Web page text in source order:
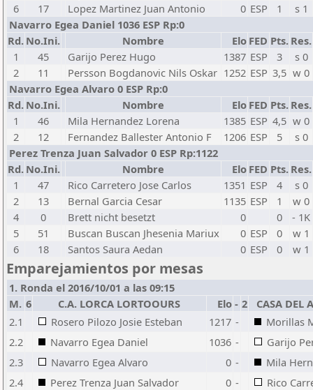
6
17 Lopez Martinez Juan Antonio 0 ESP 1
s 1
Navarro Egea Daniel 1036 ESP Rp:0
Rd. No.Ini. Nombre Elo FED Pts. Res.
1
45 Garijo Perez Hugo 1387 ESP 3
s 0
2
11 Persson Bogdanovic Nils Oskar 1252 ESP 3,5 w 0
Navarro Egea Alvaro 0 ESP Rp:0
Rd. No.Ini. Nombre Elo FED Pts. Res.
1
46 Mila Hernandez Lorena 1385 ESP 4,5 w 0
2
12 Fernandez Ballester Antonio F 1206 ESP 5
s 0
Perez Trenza Juan Salvador 0 ESP Rp:1122
Rd. No.Ini. Nombre Elo FED Pts. Res.
1
47 Rico Carretero Jose Carlos 1351 ESP 4
s 0
2
13 Bernal Garcia Cesar 1135 ESP 1
w 0
4
0 Brett nicht besetzt 0 0
- 1K
5
51 Buscan Buscan Jhesenia Mariux 0 ESP 0
w 1
6
18 Santos Saura Aedan 0 ESP 0 w 1
Emparejamientos por mesas
1. Ronda el 2016/10/01 a las 09:15
M. 6 C.A. LORCA LORTOOURS Elo - 2
CASA DEL
2.1
Rosero Pilozo Josie Esteban 1217 -
Morillas
2.2
Navarro Egea Daniel 1036 -
Garijo
2.3
Navarro Egea Alvaro 0 -
Mila
2.4
Perez Trenza Juan Salvador 0 -
Rico